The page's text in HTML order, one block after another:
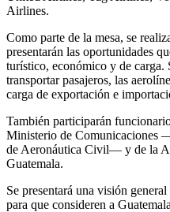
Airlines.
Como parte de la mesa, se
presentarán las oportunidades
turístico, económico y de carga.
transportar pasajeros, las
carga de exportación e
También participarán
Ministerio de Comunicaciones
de Aeronáutica Civil— y de la
Guatemala.
Se presentará una visión
para que consideren a